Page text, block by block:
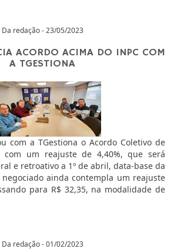
Da redação - 23/05/2023
ACORDO ACIMA DO INPC COM
A TGESTIONA
com a TGestiona o Acordo Coletivo de
com um reajuste de 4,40%, que será
e retroativo a 1º de abril, data-base da
ainda contempla um reajuste
para R$ 32,35, na modalidade de
Da redação - 01/02/2023